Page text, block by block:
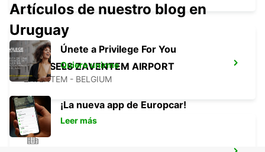
BRUSSELS ZAVENTEM AIRPORT
ZAVENTEM - BELGIUM
Artículos de nuestro blog en
Uruguay
Únete a Privilege For You
Quiero unirme
¡La nueva app de Europcar!
Leer más